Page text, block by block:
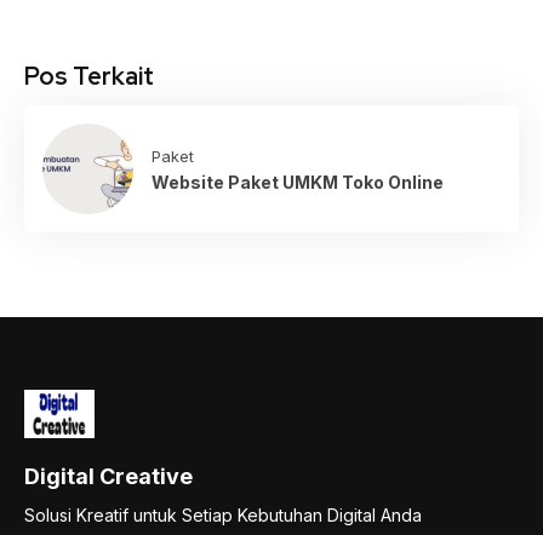
Pos Terkait
Paket
Website Paket UMKM Toko Online
Digital Creative
Solusi Kreatif untuk Setiap Kebutuhan Digital Anda